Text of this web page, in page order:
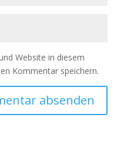
Website in diesem
Kommentar speichern.